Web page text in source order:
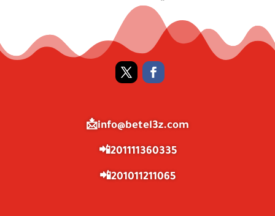
info@betel3z.com📩
201111360335📲
201011211065📲